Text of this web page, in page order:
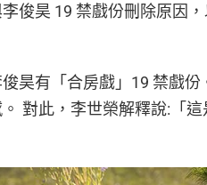
俊昊 19 禁戲份刪除原因
昊有「合房戲」19 禁戲份
對此，李世榮解釋說:「